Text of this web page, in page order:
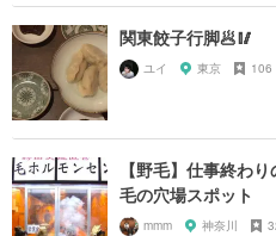
関東餃子行脚🥟🥢
ユイ 東京 106
【野毛】仕事終わ
毛の穴場スポット
mmm 神奈川